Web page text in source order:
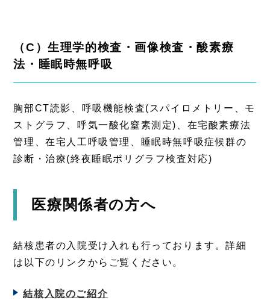
（C）生理学的検査・画像検査・酸素療
法・睡眠時無呼吸
胸部CT読影、呼吸機能検査(スパイロメトリー、モ
ストグラフ、呼気一酸化窒素測定)、在宅酸素療法
管理、在宅人工呼吸管理、睡眠時無呼吸症候群の
診断・治療(終夜睡眠ポリグラフ検査対応)
医療関係者の方へ
結核患者の入院受け入れも行っております。詳細
は以下のリンクからご覧ください。
結核入院のご紹介